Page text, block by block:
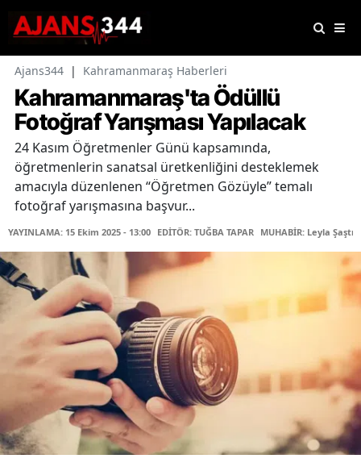
Ajans344 | Kahramanmaraş Haberleri
Kahramanmaraş'ta Ödüllü
Fotoğraf Yarışması Yapılacak
24 Kasım Öğretmenler Günü kapsamında,
öğretmenlerin sanatsal üretkenliğini desteklemek
amacıyla düzenlenen “Öğretmen Gözüyle” temalı
fotoğraf yarışmasına başvur...
YAYINLAMA: 15 Ekim 2025 - 13:00 EDİTÖR: TUĞBA TAPAR MUHABİR: Leyla Şaştı